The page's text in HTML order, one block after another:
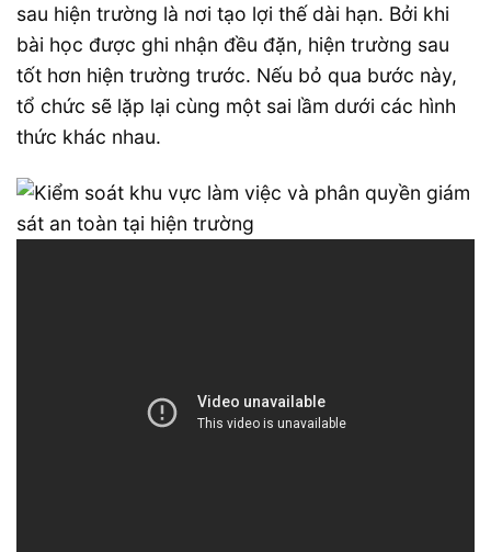
sau hiện trường là nơi tạo lợi thế dài hạn. Bởi khi
bài học được ghi nhận đều đặn, hiện trường sau
tốt hơn hiện trường trước. Nếu bỏ qua bước này,
tổ chức sẽ lặp lại cùng một sai lầm dưới các hình
thức khác nhau.